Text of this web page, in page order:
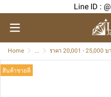
Line ID :
Home ... ราคา 20,001 - 25,000 บ
สินค้าขายดี